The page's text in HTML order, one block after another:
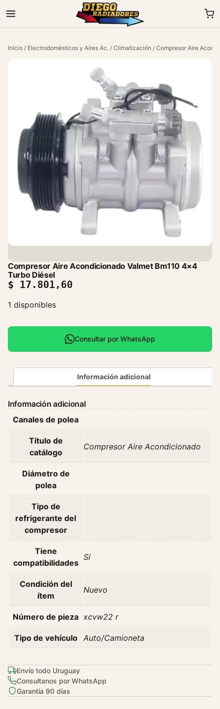
Inicio / Electrodomésticos y Aires Ac. / Climatización / Compresor Aire
Compresor Aire Acondicionado Valmet Bm110 4×4
Turbo Diésel
$ 17.801,60
1 disponibles
Consultar por WhatsApp
Información adicional
Información adicional
Canales de polea
Título de
catálogo
Compresor Aire Acondicionado
Diámetro de
polea
Tipo de
refrigerante del
compresor
Tiene
compatibilidades
Sí
Condición del
ítem
Nuevo
Número de pieza xcvw22 r
Tipo de vehículo Auto/Camioneta
Envío todo Uruguay
Consultanos por WhatsApp
Garantía 90 días